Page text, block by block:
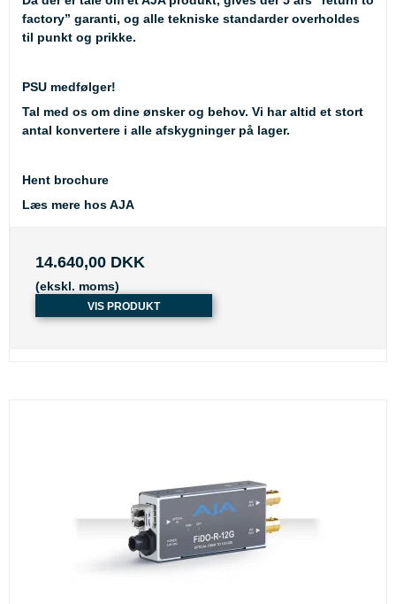
factory” garanti, og alle tekniske standarder overholdes
til punkt og prikke.
PSU medfølger!
Tal med os om dine ønsker og behov. Vi har altid et stort
antal konvertere i alle afskygninger på lager.
Hent brochure
Læs mere hos AJA
14.640,00 DKK
(ekskl. moms)
VIS PRODUKT